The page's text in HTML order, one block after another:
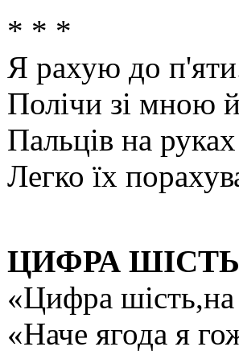
* * *
Я рахую до
Полічи зі мною
Пальців на
Легко їх
ЦИФРА ШІСТЬ
«Цифра
«Наче ягода я